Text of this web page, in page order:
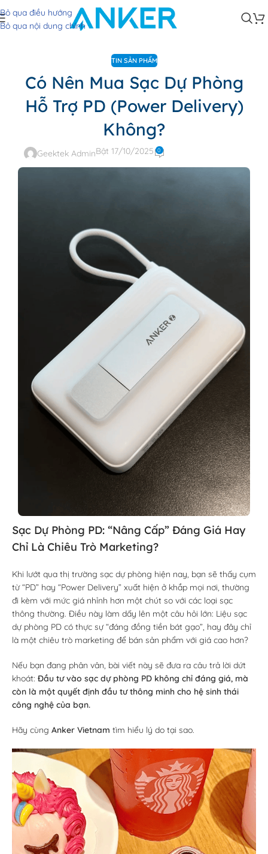
Bỏ qua điều hướng
Bỏ qua nội dung chính
TIN SẢN PHẨM
Có Nên Mua Sạc Dự Phòng
Hỗ Trợ PD (Power Delivery)
Không?
Geektek AdminBật 17/10/2025 0
Sạc Dự Phòng PD: “Nâng Cấp” Đáng Giá Hay
Chỉ Là Chiêu Trò Marketing?
Khi lướt qua thị trường sạc dự phòng hiện nay, bạn sẽ thấy cụm
từ “PD” hay “Power Delivery” xuất hiện ở khắp mọi nơi, thường
đi kèm với mức giá nhỉnh hơn một chút so với các loại sạc
thông thường. Điều này làm dấy lên một câu hỏi lớn: Liệu sạc
dự phòng PD có thực sự “đáng đồng tiền bát gạo”, hay đây chỉ
là một chiêu trò marketing để bán sản phẩm với giá cao hơn?
Nếu bạn đang phân vân, bài viết này sẽ đưa ra câu trả lời dứt
khoát: Đầu tư vào sạc dự phòng PD không chỉ đáng giá, mà
còn là một quyết định đầu tư thông minh cho hệ sinh thái
công nghệ của bạn.
Hãy cùng Anker Vietnam tìm hiểu lý do tại sao.